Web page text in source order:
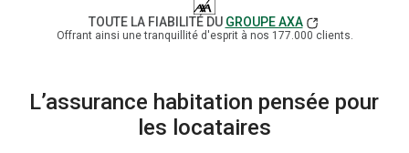
TOUTE LA FIABILITÉ DU GROUPE AXA
Offrant ainsi une tranquillité d'esprit à nos 177.000 clients.
L’assurance habitation pensée pour
les locataires